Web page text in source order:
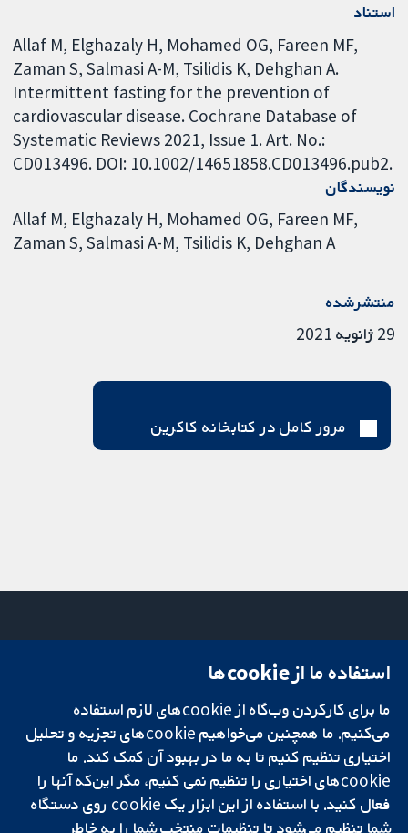
استناد
Allaf M, Elghazaly H, Mohamed OG, Fareen MF,
Zaman S, Salmasi A-M, Tsilidis K, Dehghan A.
Intermittent fasting for the prevention of
cardiovascular disease. Cochrane Database of
Systematic Reviews 2021, Issue 1. Art. No.:
CD013496. DOI: 10.1002/14651858.CD013496.pub2.
نویسندگان
Allaf M Elghazaly H Mohamed OG Fareen MF
Zaman S Salmasi A-M Tsilidis K Dehghan A
منتشرشده
29 ژانویه 2021
مرور کامل در کتابخانه کاکرین
تحقیقات قابل
اعتماد.
تصمیم‌گیری آگاهانه.
سلامت بهتر.
میدان کاوندیش
لندن
W1G 0AN
بریتانیا
دفتر رسانه‌ای
درباره ما
فرصت‌های
شغلی
Cochrane
Library
استفاده ما از cookie‌ها
ما برای کارکردن وب‌گاه از cookie‌های لازم استفاده
می‌کنیم. ما همچنین می‌خواهیم cookie‌های تجزیه و تحلیل
اختیاری تنظیم کنیم تا به ما در بهبود آن کمک کند. ما
cookie‌های اختیاری را تنظیم نمی کنیم، مگر این‌که آنها را
فعال کنید. با استفاده از این ابزار یک cookie‌ روی دستگاه
شما تنظیم می‌شود تا تنظیمات منتخب شما را به خاطر